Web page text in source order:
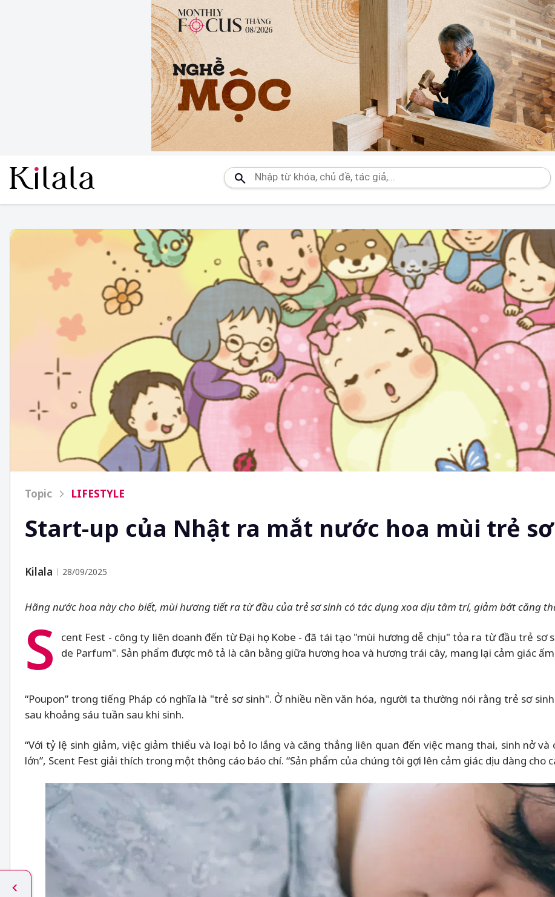
Topic LIFESTYLE
Start-up của Nhật ra mắt nước hoa mùi trẻ
Kilala 28/09/2025
Hãng nước hoa này cho biết, mùi hương tiết ra từ đầu của trẻ sơ sinh có tác dụng xoa dịu tâm trí, giảm bớt căng
S
cent Fest - công ty liên doanh đến từ Đại học Kobe - đã tái tạo "mùi hương dễ chịu" tỏa ra từ đầu trẻ sơ
de Parfum". Sản phẩm được mô tả là cân bằng giữa hương hoa và hương trái cây, mang lại cảm giác
“Poupon” trong tiếng Pháp có nghĩa là "trẻ sơ sinh". Ở nhiều nền văn hóa, người ta thường nói rằng trẻ sơ
sau khoảng sáu tuần sau khi sinh.
“Với tỷ lệ sinh giảm, việc giảm thiểu và loại bỏ lo lắng và căng thẳng liên quan đến việc mang thai, sinh nở
lớn”, Scent Fest giải thích trong một thông cáo báo chí. “Sản phẩm của chúng tôi gợi lên cảm giác dịu dàng cho